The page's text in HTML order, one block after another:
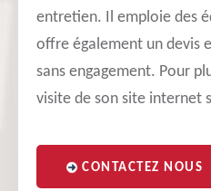
entretien. Il emploie des
offre également un devis
sans engagement. Pour
visite de son site internet
CONTACTEZ NOUS